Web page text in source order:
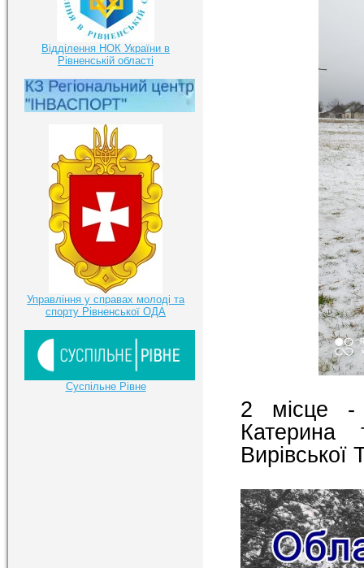
2 місце -
Катерина
Відділення НОК України в
Рівненській області
Управління у справах молоді та
спорту Рівненської ОДА
Суспільне Рівне